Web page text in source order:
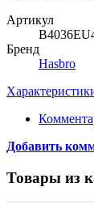
Артикул
Бренд
Hasbro
Добавить
Товары из